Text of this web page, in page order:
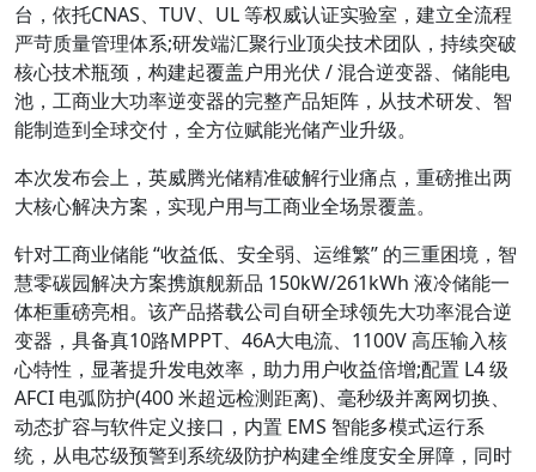
台，依托CNAS、TUV、UL 等权威认证实验室，建立全流程
严苛质量管理体系;研发端汇聚行业顶尖技术团队，持续突破
核心技术瓶颈，构建起覆盖户用光伏 / 混合逆变器、储能电
池，工商业大功率逆变器的完整产品矩阵，从技术研发、智
能制造到全球交付，全方位赋能光储产业升级。
本次发布会上，英威腾光储精准破解行业痛点，重磅推出两
大核心解决方案，实现户用与工商业全场景覆盖。
针对工商业储能 “收益低、安全弱、运维繁” 的三重困境，智
慧零碳园解决方案携旗舰新品 150kW/261kWh 液冷储能一
体柜重磅亮相。该产品搭载公司自研全球领先大功率混合逆
变器，具备真10路MPPT、46A大电流、1100V 高压输入核
心特性，显著提升发电效率，助力用户收益倍增;配置 L4 级
AFCI 电弧防护(400 米超远检测距离)、毫秒级并离网切换、
动态扩容与软件定义接口，内置 EMS 智能多模式运行系
统，从电芯级预警到系统级防护构建全维度安全屏障，同时